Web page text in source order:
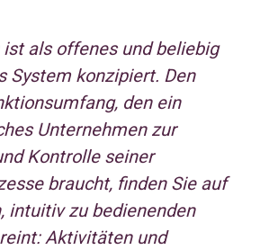
als offenes und beliebig
System konzipiert. Den
den ein
Unternehmen zur
Kontrolle seiner
braucht, finden Sie auf
intuitiv zu bedienenden
Aktivitäten und